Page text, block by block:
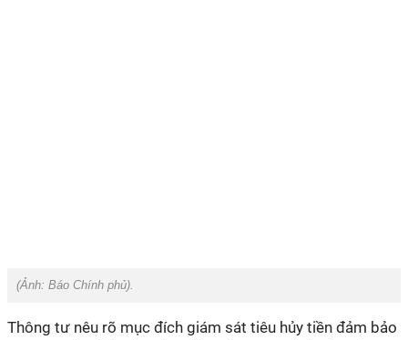
(Ảnh: Báo Chính phủ).
Thông tư nêu rõ mục đích giám sát tiêu hủy tiền đảm bảo